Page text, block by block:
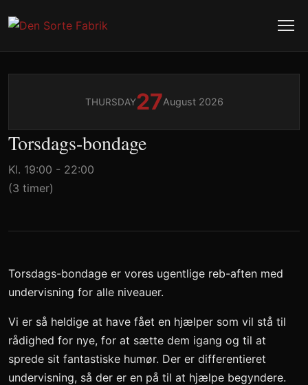
THURSDAY27August 2026
Torsdags-bondage
Kl. 19:00 - 22:00
(3 timer)
Torsdags-bondage er vores ugentlige reb-aften med
undervisning for alle niveauer.
Vi er så heldige at have fået en hjælper som vil stå til
rådighed for nye, for at sætte dem igang og til at
sprede sit fantastiske humør. Der er differentieret
undervisning, så der er en på til at hjælpe begyndere.